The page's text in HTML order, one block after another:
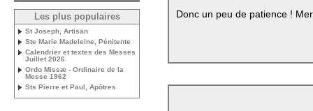
Donc un peu de patience !
Les plus populaires
St Joseph, Artisan
Ste Marie Madeleine, Pénitente
Calendrier et textes des Messes
Juillet 2026
Ordo Missæ - Ordinaire de la
Messe 1962
Sts Pierre et Paul, Apôtres